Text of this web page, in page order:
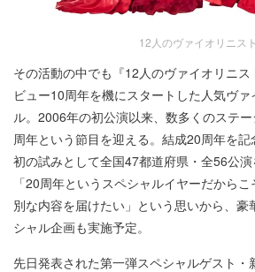
12人のヴァイオリニスト
その活動の中でも『12人のヴァイオリニ
ビュー10周年を機にスタートした人気ヴ
ル。2006年の初公演以来、数多くのステ
周年という節目を迎える。結成20周年を記
初の試みとして全国47都道府県・全56公
「20周年というスペシャルイヤーだから
別な内容を届けたい」という思いから、豪
シャル企画も実施予定。
先日発表された第一弾スペシャルゲスト・